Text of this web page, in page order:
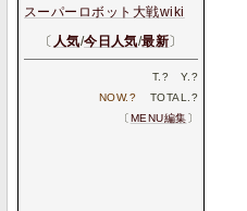
スーパーロボット大戦wiki
〔 人気/今日人気/最新〕
T. ? Y. ?
NOW.? TOTAL. ?
〔MENU編集〕